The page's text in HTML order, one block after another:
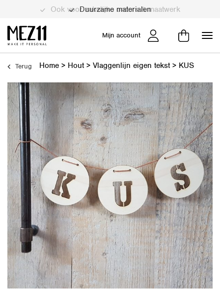
Duurzame materialen
Mijn account
Terug Home > Hout> Vlaggenlijn eigen tekst> KUS